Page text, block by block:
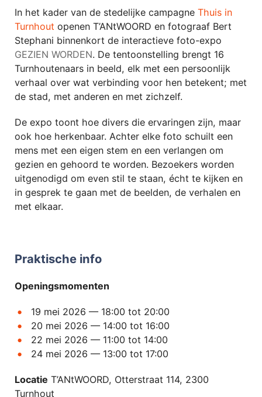
In het kader van de stedelijke campagne Thuis in
Turnhout openen T’ANtWOORD en fotograaf Bert
Stephani binnenkort de interactieve foto-expo
GEZIEN WORDEN. De tentoonstelling brengt 16
Turnhoutenaars in beeld, elk met een persoonlijk
verhaal over wat verbinding voor hen betekent; met
de stad, met anderen en met zichzelf.
De expo toont hoe divers die ervaringen zijn, maar
ook hoe herkenbaar. Achter elke foto schuilt een
mens met een eigen stem en een verlangen om
gezien en gehoord te worden. Bezoekers worden
uitgenodigd om even stil te staan, écht te kijken en
in gesprek te gaan met de beelden, de verhalen en
met elkaar.
Praktische info
Openingsmomenten
19 mei 2026 — 18:00 tot 20:00
20 mei 2026 — 14:00 tot 16:00
22 mei 2026 — 11:00 tot 14:00
24 mei 2026 — 13:00 tot 17:00
Locatie T’ANtWOORD, Otterstraat 114, 2300
Turnhout